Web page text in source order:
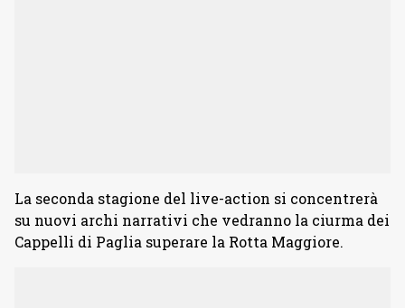
La seconda stagione del live-action si concentrerà
su nuovi archi narrativi che vedranno la ciurma dei
Cappelli di Paglia superare la Rotta Maggiore.